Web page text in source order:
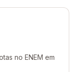
no ENEM em